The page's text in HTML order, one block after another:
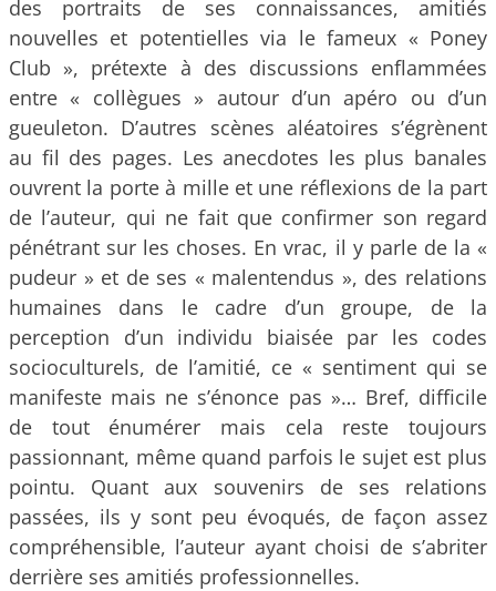
des portraits de ses connaissances, amitiés
nouvelles et potentielles via le fameux « Poney
Club », prétexte à des discussions enflammées
entre « collègues » autour d’un apéro ou d’un
gueuleton. D’autres scènes aléatoires s’égrènent
au fil des pages. Les anecdotes les plus banales
ouvrent la porte à mille et une réflexions de la part
de l’auteur, qui ne fait que confirmer son regard
pénétrant sur les choses. En vrac, il y parle de la «
pudeur » et de ses « malentendus », des relations
humaines dans le cadre d’un groupe, de la
perception d’un individu biaisée par les codes
socioculturels, de l’amitié, ce « sentiment qui se
manifeste mais ne s’énonce pas »… Bref, difficile
de tout énumérer mais cela reste toujours
passionnant, même quand parfois le sujet est plus
pointu. Quant aux souvenirs de ses relations
passées, ils y sont peu évoqués, de façon assez
compréhensible, l’auteur ayant choisi de s’abriter
derrière ses amitiés professionnelles.